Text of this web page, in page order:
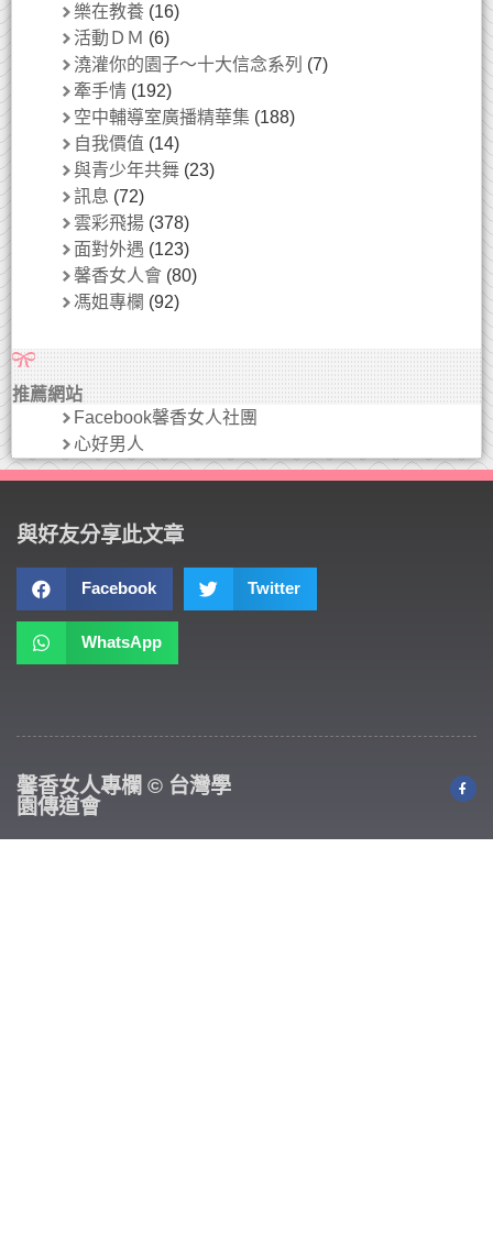
樂在教養 (16)
活動ＤＭ (6)
澆灌你的園子～十大信念系列 (7)
牽手情 (192)
空中輔導室廣播精華集 (188)
自我價值 (14)
與青少年共舞 (23)
訊息 (72)
雲彩飛揚 (378)
面對外遇 (123)
馨香女人會 (80)
馮姐專欄 (92)
推薦網站
Facebook馨香女人社團
心好男人
與好友分享此文章
Facebook Twitter
WhatsApp
馨香女人專欄 © 台灣學
園傳道會